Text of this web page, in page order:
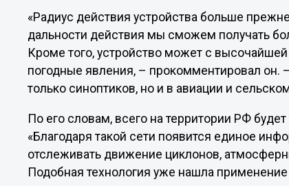
«Радиус действия устройства больше
дальности действия мы сможем получать
Кроме того, устройство может с
погодные явления, – прокомментировал он.
только синоптиков, но и в авиации и
По его словам, всего на территории РФ
«Благодаря такой сети появится единое
отслеживать движение циклонов,
Подобная технология уже нашла